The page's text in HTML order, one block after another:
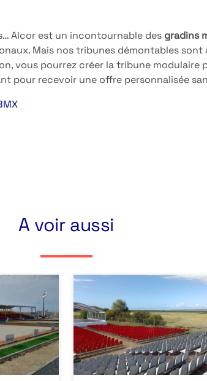
Alcor est un incontournable des gradins
Mais nos tribunes démontables
vous pourrez créer la tribune
pour recevoir une offre personnalisée
A voir aussi